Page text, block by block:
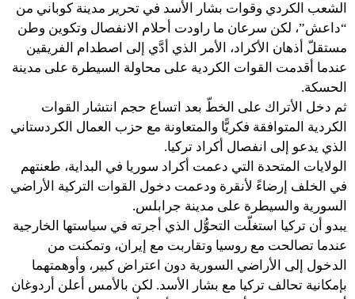
الشعب الكردي وقوات بشار الأسد في تحرير مدينة كوباني من
“داعش”، لكن سرعان ما راودت أحلام الانفصال وتكوين وطن
مستقلّ أذهان الأكراد، الأمر الذي أدَّي إلى اصطدام الفريقين
عندما أقدمت القوات الكردية على محاولة السيطرة على مدينة
الحسكة.
ثم دخل الأتراك على الخطّ بعد اتساع حجم انتشار القوات
الكردية المتوافقة فكريًّا والمتعاونة مع حزب العمال الكردستاني
الذي يدعو إلى انفصال أكراد تركيا.
الولايات المتحدة التي دعمت أكراد سوريا في البداية، طعنتهم
في الخلف إرضاءً لأنقرة ودعمت دخول القوات التركية الأراضي
السورية والسيطرة على مدينة جرابلس.
يبدو أن تركيا استغلّت التحوُّل الذي أجرته في سياستها الخارجية
عندما تصالحت مع روسيا وتقاربت مع إيران، وتمكنت من
الدخول إلى الأراضي السورية دون اعتراض كبير، وأوهمتهما
بإمكانية تحالف تركيا مع بشار الأسد. لكن بالأمس أعلن أردوغان